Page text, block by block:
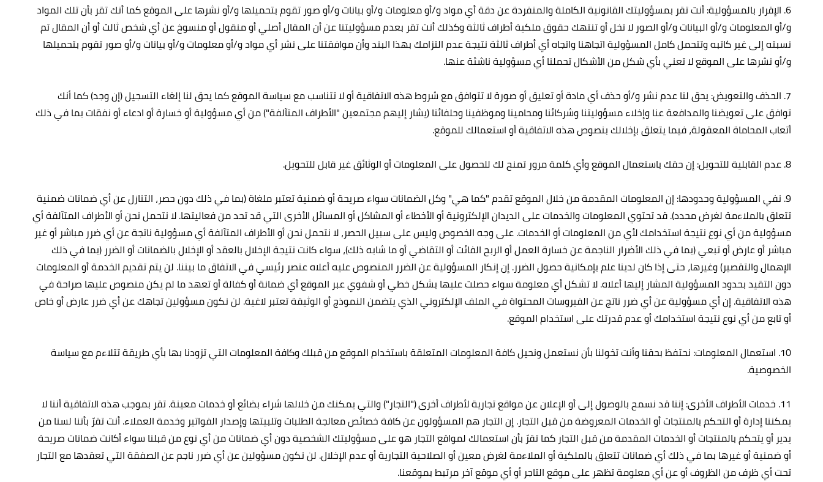
6. الإقرار بالمسؤولية: أنت تقر بمسؤوليتك القانونية الكاملة والمنفردة عن دقة أي مواد و/أو معلومات و/أو بيانات و/أو صور تقوم بتحميلها و/أو نشرها على الموقع كما أنك تقر بأن تلك المواد
و/أو المعلومات و/أو البيانات و/أو الصور لا تخل أو تنتهك حقوق ملكية أطراف ثالثة وكذلك أنت تقر بعدم مسؤوليتنا عن أن المقال أصلي أو منقول أو منسوخ عن أي شخص ثالث أو أن المقال تم
نسبته إلى غير كاتبه وتتحمل كامل المسؤولية اتجاهنا واتجاه أي أطراف ثالثة نتيجة عدم التزامك بهذا البند وأن موافقتنا على نشر أي مواد و/أو معلومات و/أو بيانات و/أو صور تقوم بتحميلها
و/أو نشرها على الموقع لا تعني بأي شكل من الأشكال تحملنا أي مسؤولية ناشئة عنها.
7. الحذف والتعويض: يحق لنا عدم نشر و/أو حذف أي مادة أو تعليق أو صورة لا تتوافق مع شروط هذه الاتفاقية أو لا تتناسب مع سياسة الموقع كما يحق لنا إلغاء التسجيل (إن وجد) كما أنك
توافق على تعويضنا والمدافعة عنا وإخلاء مسؤوليتنا وشركائنا ومحامينا وموظفينا وحلفائنا (يشار إليهم مجتمعين "الأطراف المتآلفة") من أي مسؤولية أو خسارة أو ادعاء أو نفقات بما في ذلك
أتعاب المحاماة المعقولة، فيما يتعلق بإخلالك بنصوص هذه الاتفاقية أو استعمالك للموقع.
8. عدم القابلية للتحويل: إن حقك باستعمال الموقع وأي كلمة مرور تمنح لك للحصول على المعلومات أو الوثائق غير قابل للتحويل.
9. نفي المسؤولية وحدودها: إن المعلومات المقدمة من خلال الموقع تقدم "كما هي" وكل الضمانات سواء صريحة أو ضمنية تعتبر ملغاة (بما في ذلك دون حصر، التنازل عن أي ضمانات ضمنية
تتعلق بالملاءمة لغرض محدد). قد تحتوي المعلومات والخدمات على الديدان الإلكترونية أو الأخطاء أو المشاكل أو المسائل الأخرى التي قد تحد من فعاليتها. لا نتحمل نحن أو الأطراف المتآلفة أي
مسؤولية من أي نوع نتيجة استخدامك لأي من المعلومات أو الخدمات. على وجه الخصوص وليس على سبيل الحصر، لا نتحمل نحن أو الأطراف المتآلفة أي مسؤولية ناتجة عن أي ضرر مباشر أو غير
مباشر أو عارض أو تبعي (بما في ذلك الأضرار الناجمة عن خسارة العمل أو الربح الفائت أو التقاضي أو ما شابه ذلك)، سواء كانت نتيجة الإخلال بالعقد أو الإخلال بالضمانات أو الضرر (بما في ذلك
الإهمال والتقصير) وغيرها، حتى إذا كان لدينا علم بإمكانية حصول الضرر. إن إنكار المسؤولية عن الضرر المنصوص عليه أعلاه عنصر رئيسي في الاتفاق ما بيننا. لن يتم تقديم الخدمة أو المعلومات
دون التقيد بحدود المسؤولية المشار إليها أعلاه. لا تشكل أي معلومة سواء حصلت عليها بشكل خطي أو شفوي عبر الموقع أي ضمانة أو كفالة أو تعهد ما لم يكن منصوص عليها صراحة في
هذه الاتفاقية. إن أي مسؤولية عن أي ضرر ناتج عن الفيروسات المحتواة في الملف الإلكتروني الذي يتضمن النموذج أو الوثيقة تعتبر لاغية. لن نكون مسؤولين تجاهك عن أي ضرر عارض أو خاص
أو تابع من أي نوع نتيجة استخدامك أو عدم قدرتك على استخدام الموقع.
10. استعمال المعلومات: نحتفظ بحقنا وأنت تخولنا بأن نستعمل ونحيل كافة المعلومات المتعلقة باستخدام الموقع من قبلك وكافة المعلومات التي تزودنا بها بأي طريقة تتلاءم مع سياسة
الخصوصية.
11. خدمات الأطراف الأخرى: إننا قد نسمح بالوصول إلى أو الإعلان عن مواقع تجارية لأطراف أخرى ("التجار") والتي يمكنك من خلالها شراء بضائع أو خدمات معينة. تقر بموجب هذه الاتفاقية أننا لا
يمكننا إدارة أو التحكم بالمنتجات أو الخدمات المعروضة من قبل التجار. إن التجار هم المسؤولون عن كافة خصائص معالجة الطلبات وتلبيتها وإصدار الفواتير وخدمة العملاء. أنت تقرّ بأننا لسنا من
يدير أو يتحكم بالمنتجات أو الخدمات المقدمة من قبل التجار كما تقرّ بأن استعمالك لمواقع التجار هو على مسؤوليتك الشخصية دون أي ضمانات من أي نوع من قبلنا سواء أكانت ضمانات صريحة
أو ضمنية أو غيرها بما في ذلك أي ضمانات تتعلق بالملكية أو الملاءمة لغرض معين أو الصلاحية التجارية أو عدم الإخلال. لن نكون مسؤولين عن أي ضرر ناجم عن الصفقة التي تعقدها مع التجار
تحت أي ظرف من الظروف أو عن أي معلومة تظهر على موقع التاجر أو أي موقع آخر مرتبط بموقعنا.